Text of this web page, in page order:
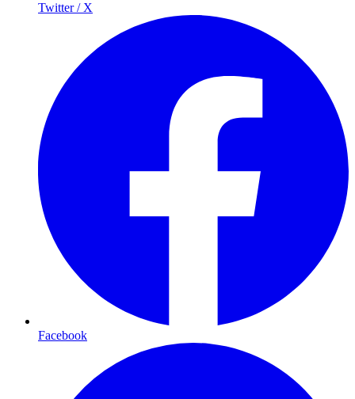
Twitter / X
Facebook